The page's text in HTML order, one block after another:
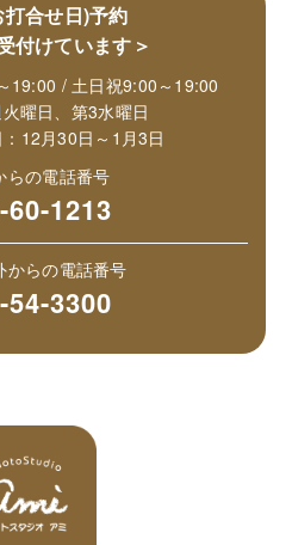
打合せ日)予約
付けています＞
19:00 / 土日祝9:00～19:00
曜日、第3水曜日
12月30日～1月3日
らの電話番号
60-1213
からの電話番号
54-3300